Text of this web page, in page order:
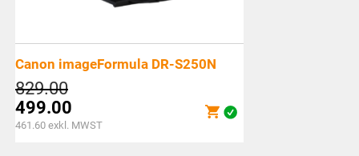
Canon imageFormula DR-S250N
829.00Ursprünglicher
Preis
war:
499.00
Aktueller
461.60 exkl. MWST